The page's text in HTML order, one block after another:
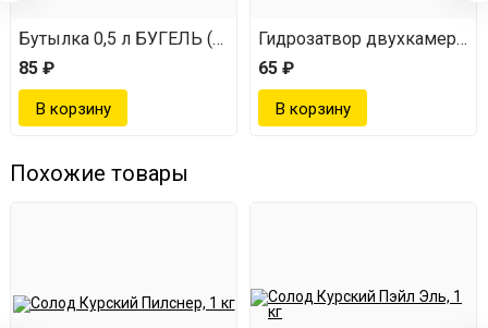
Бутылка 0,5 л БУГЕЛЬ (коричневая)
85 ₽
Гидрозатвор
65 ₽
Похожие товары